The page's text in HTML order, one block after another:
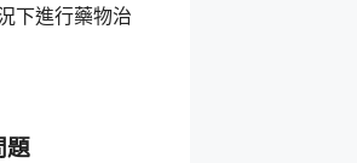
下進行藥物治
題